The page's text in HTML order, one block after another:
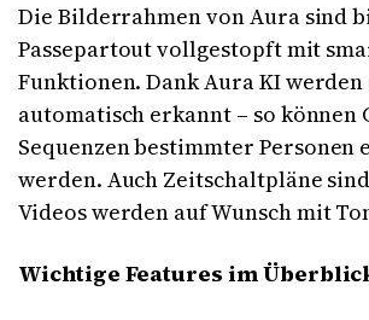
Die Bilderrahmen von Aura sind
Passepartout vollgestopft mit
Funktionen. Dank Aura KI werden
automatisch erkannt – so können
Sequenzen bestimmter Personen
werden. Auch Zeitschaltpläne
Videos werden auf Wunsch mit
Wichtige Features im